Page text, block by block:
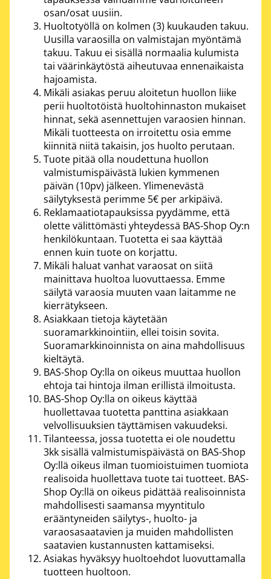
osan/osat uusiin.
Huoltotyöllä on kolmen (3) kuukauden takuu.
Uusilla varaosilla on valmistajan myöntämä
takuu. Takuu ei sisällä normaalia kulumista
tai väärinkäytöstä aiheutuvaa ennenaikaista
hajoamista.
Mikäli asiakas peruu aloitetun huollon liike
perii huoltotöistä huoltohinnaston mukaiset
hinnat, sekä asennettujen varaosien hinnan.
Mikäli tuotteesta on irroitettu osia emme
kiinnitä niitä takaisin, jos huolto perutaan.
Tuote pitää olla noudettuna huollon
valmistumispäivästä lukien kymmenen
päivän (10pv) jälkeen. Ylimenevästä
säilytyksestä perimme 5€ per arkipäivä.
Reklamaatiotapauksissa pyydämme, että
olette välittömästi yhteydessä BAS-Shop Oy:n
henkilökuntaan. Tuotetta ei saa käyttää
ennen kuin tuote on korjattu.
Mikäli haluat vanhat varaosat on siitä
mainittava huoltoa luovuttaessa. Emme
säilytä varaosia muuten vaan laitamme ne
kierrätykseen.
Asiakkaan tietoja käytetään
suoramarkkinointiin, ellei toisin sovita.
Suoramarkkinoinnista on aina mahdollisuus
kieltäytä.
BAS-Shop Oy:lla on oikeus muuttaa huollon
ehtoja tai hintoja ilman erillistä ilmoitusta.
BAS-Shop Oy:lla on oikeus käyttää
huollettavaa tuotetta panttina asiakkaan
velvollisuuksien täyttämisen vakuudeksi.
Tilanteessa, jossa tuotetta ei ole noudettu
3kk sisällä valmistumispäivästä on BAS-Shop
Oy:llä oikeus ilman tuomioistuimen tuomiota
realisoida huollettava tuote tai tuotteet. BAS-
Shop Oy:llä on oikeus pidättää realisoinnista
mahdollisesti saamansa myyntitulo
erääntyneiden säilytys-, huolto- ja
varaosasaatavien ja muiden mahdollisten
saatavien kustannusten kattamiseksi.
Asiakas hyväksyy huoltoehdot luovuttamalla
tuotteen huoltoon.